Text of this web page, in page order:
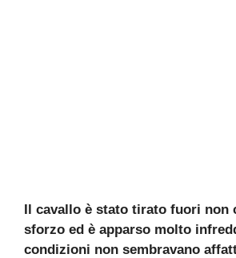
Il cavallo è stato tirato fuori non
sforzo ed è apparso molto
condizioni non sembravano